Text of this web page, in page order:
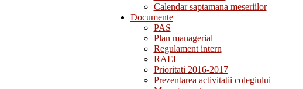
Calendar saptamana meseriilor
Documente
PAS
Plan managerial
Regulament intern
RAEI
Prioritati 2016-2017
Prezentarea activitatii colegiului